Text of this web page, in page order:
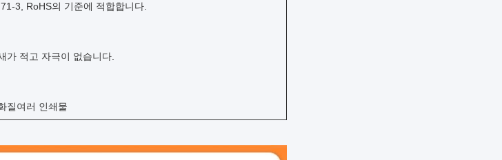
3, RoHS의 기준에 적합합니다.
가 적고 자극이 없습니다.
질여러 인쇄물